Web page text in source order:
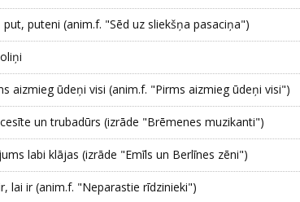
put, puteni (anim.f. "Sēd uz sliekšņa pasaciņa")
aizmieg ūdeņi visi (anim.f. "Pirms aizmieg ūdeņi visi")
un trubadūrs (izrāde "Brēmenes muzikanti")
labi klājas (izrāde "Emīls un Berlīnes zēni")
lai ir (anim.f. "Neparastie rīdzinieki")